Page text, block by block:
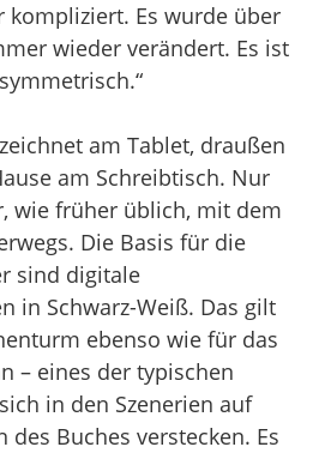
kompliziert. Es wurde über
wieder verändert. Es ist
am Tablet, draußen
am Schreibtisch. Nur
wie früher üblich, mit dem
Die Basis für die
sind digitale
in Schwarz-Weiß. Das gilt
ebenso wie für das
– eines der typischen
in den Szenerien auf
des Buches verstecken. Es